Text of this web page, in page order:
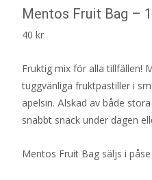
Mentos Fruit Bag –
40 kr
Fruktig mix för alla tillfällen!
tuggvänliga fruktpastiller i
apelsin. Älskad av både
snabbt snack under dagen
Mentos Fruit Bag säljs i